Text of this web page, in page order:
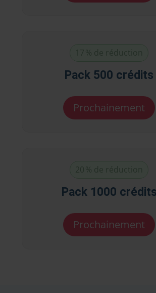
Pack 500 crédits
Prochainement
Pack 1000 crédits
Prochainement